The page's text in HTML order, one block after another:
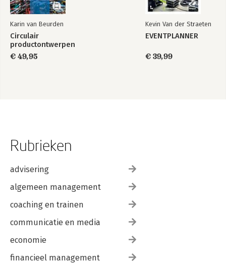
Karin van Beurden
Circulair
productontwerpen
€ 49,95
Kevin Van der Straeten
EVENTPLANNER
€ 39,99
Rubrieken
advisering
algemeen management
coaching en trainen
communicatie en media
economie
financieel management